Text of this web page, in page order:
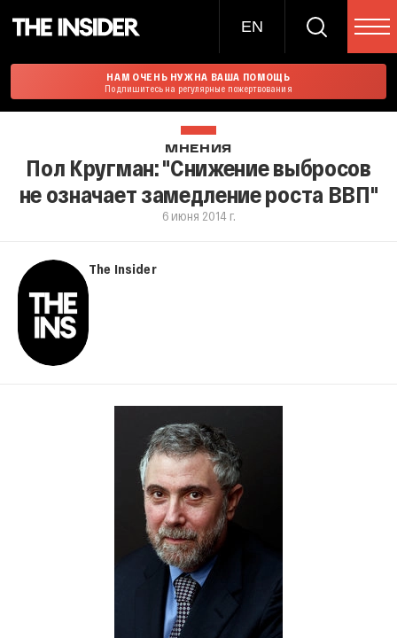
EN
НАМ ОЧЕНЬ НУЖНА ВАША ПОМОЩЬ
Подпишитесь на регулярные пожертвования
МНЕНИЯ
Пол Кругман: "Снижение выбросов
не означает замедление роста ВВП"
6 июня 2014 г.
The Insider